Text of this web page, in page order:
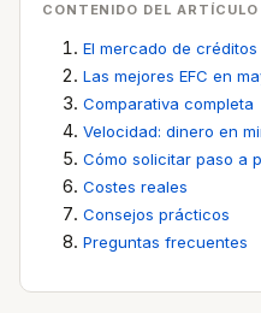
CONTENIDO DEL ARTÍCULO
El mercado de
Las mejores EFC en
Comparativa completa
Velocidad: dinero en
Cómo solicitar paso a
Costes reales
Consejos prácticos
Preguntas frecuentes